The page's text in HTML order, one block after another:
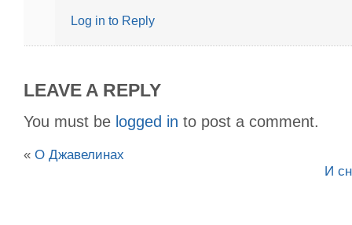
Log in to Reply
LEAVE A REPLY
You must be logged in to post a comment.
« О Джавелинах
И